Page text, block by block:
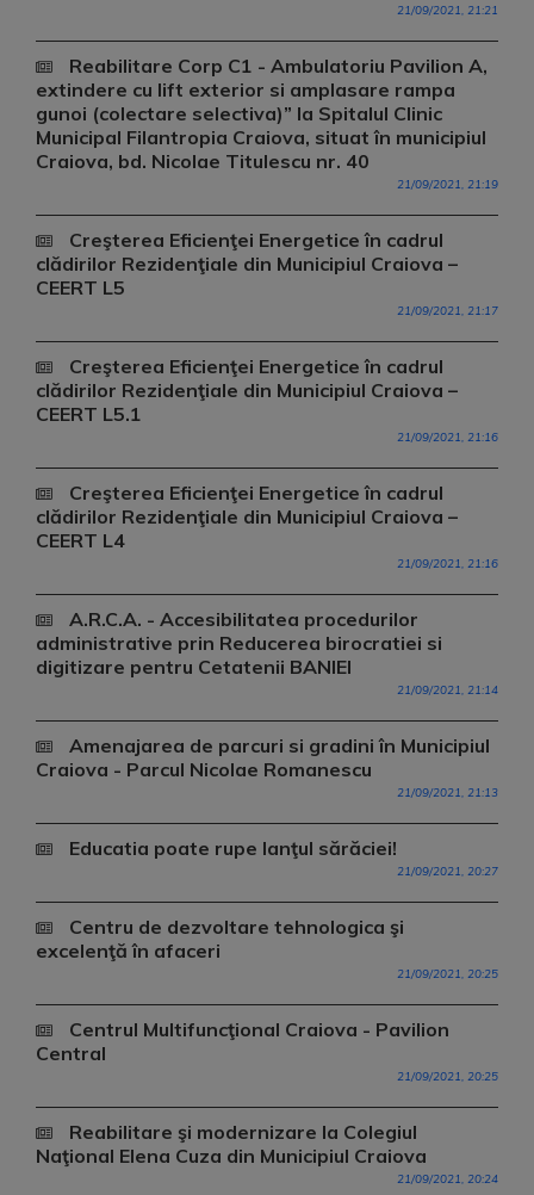
21/09/2021, 21:21
Reabilitare Corp C1 - Ambulatoriu Pavilion A,
extindere cu lift exterior si amplasare rampa
gunoi (colectare selectiva)” la Spitalul Clinic
Municipal Filantropia Craiova, situat în municipiul
Craiova, bd. Nicolae Titulescu nr. 40
21/09/2021, 21:19
Creşterea Eficienţei Energetice în cadrul
clădirilor Rezidenţiale din Municipiul Craiova –
CEERT L5
21/09/2021, 21:17
Creşterea Eficienţei Energetice în cadrul
clădirilor Rezidenţiale din Municipiul Craiova –
CEERT L5.1
21/09/2021, 21:16
Creşterea Eficienţei Energetice în cadrul
clădirilor Rezidenţiale din Municipiul Craiova –
CEERT L4
21/09/2021, 21:16
A.R.C.A. - Accesibilitatea procedurilor
administrative prin Reducerea birocratiei si
digitizare pentru Cetatenii BANIEI
21/09/2021, 21:14
Amenajarea de parcuri si gradini în Municipiul
Craiova - Parcul Nicolae Romanescu
21/09/2021, 21:13
Educatia poate rupe lanţul sărăciei!
21/09/2021, 20:27
Centru de dezvoltare tehnologica şi
excelenţă în afaceri
21/09/2021, 20:25
Centrul Multifuncţional Craiova - Pavilion
Central
21/09/2021, 20:25
Reabilitare şi modernizare la Colegiul
Naţional Elena Cuza din Municipiul Craiova
21/09/2021, 20:24